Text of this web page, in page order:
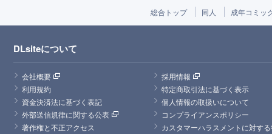
総合トップ 同人 成年コミッ
DLsiteについて
会社概要
採用情報
利用規約
特定商取引法に基づく表示
資金決済法に基づく表記
個人情報の取扱いについて
外部送信規律に関する公表
コンプライアンスポリシー
著作権と不正アクセス
カスタマーハラスメントに対す